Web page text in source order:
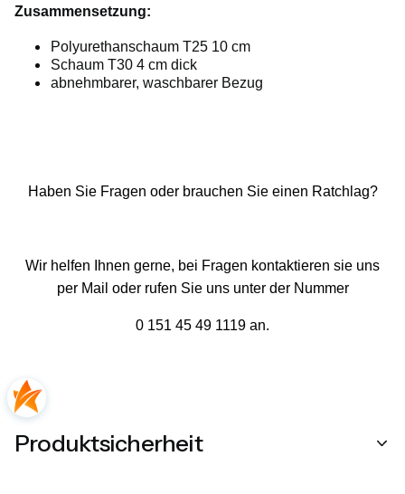
Zusammensetzung:
Polyurethanschaum T25 10 cm
Schaum T30 4 cm dick
abnehmbarer, waschbarer Bezug
Haben Sie Fragen oder brauchen Sie einen Ratchlag?
Wir helfen Ihnen gerne, bei Fragen kontaktieren sie uns
per Mail oder rufen Sie uns unter der Nummer
0 151 45 49 1119 an.
Produktsicherheit